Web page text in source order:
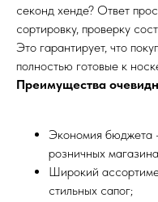
секонд хенде? Ответ
сортировку, проверку
Это гарантирует, что
полностью готовые к
Преимущества
Экономия бюджета
розничных
Широкий
стильных сапог;